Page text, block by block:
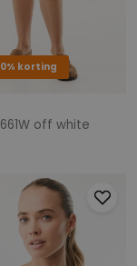
korting
off white